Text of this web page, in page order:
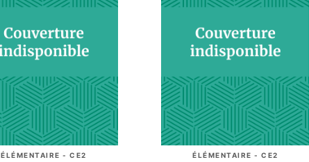
ÉLÉMENTAIRE - CE2 ÉLÉMENTAIRE - CE2